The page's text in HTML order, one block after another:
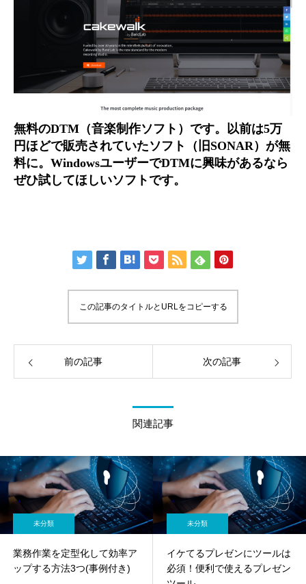
無料のDTM（音楽制作ソフト）です。
以前は5万
円ほどで販売されていたソフト（旧SONAR）が無
料に。WindowsユーザーでDTMに興味があるなら
ぜひ試してほしいソフトです。
この記事のタイトルとURLをコピーする
前の記事 次の記事
関連記事
未分類
業務作業を定型化して効率ア
ップする方法3つ(事例付き)
未分類
イケてるプレゼンにツールは
必須！便利で使えるプレゼン